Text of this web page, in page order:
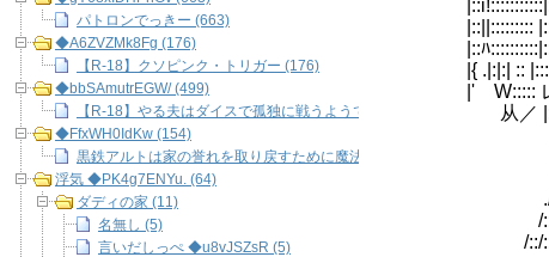
|::ﾊ
|{ .|:|:|
|'
从／
./:::/
/:::/
/::/
パトロンでっきー (663)
◆A6ZVZMk8Fg (176)
【R-18】クソピンク・トリガー (176)
◆bbSAmutrEGW/ (499)
【R-18】やる夫はダイスで孤独に戦うようです (499)
◆FfxWH0IdKw (154)
黒鉄アルトは家の誉れを取り戻すために魔法学校で命を賭すようです
浮気 ◆PK4g7ENYu. (64)
ダディの家 (11)
名無し (5)
言いだしっぺ ◆u8vJSZsR (5)